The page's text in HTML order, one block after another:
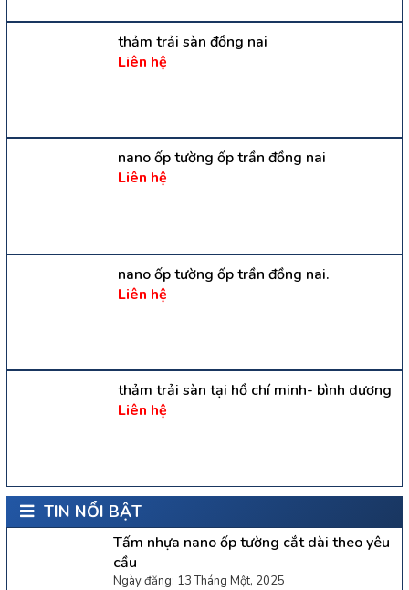
thảm trải sàn đồng nai
Liên hệ
nano ốp tường ốp trần đồng nai
Liên hệ
nano ốp tường ốp trần đồng nai.
Liên hệ
thảm trải sàn tại hồ chí minh- bình dương
Liên hệ
TIN NỔI BẬT
Tấm nhựa nano ốp tường cắt dài theo yêu
cầu
Ngày đăng: 13 Tháng Một, 2025